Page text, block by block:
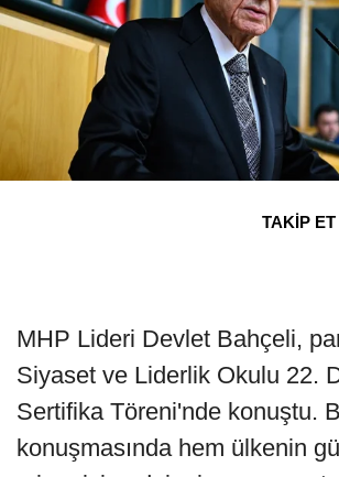
TAKİP ET
MHP Lideri Devlet Bahçeli,
Siyaset ve Liderlik Okulu 22.
Sertifika Töreni'nde konuştu.
konuşmasında hem ülkenin